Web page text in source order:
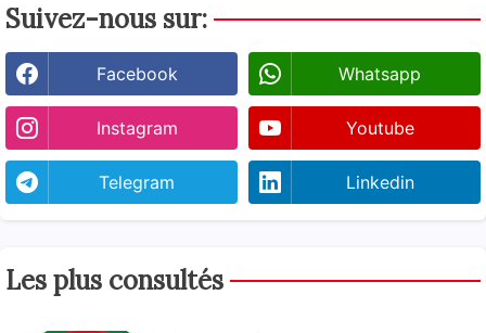
Suivez-nous sur:
Facebook Whatsapp
Instagram Youtube
Telegram Linkedin
Les plus consultés